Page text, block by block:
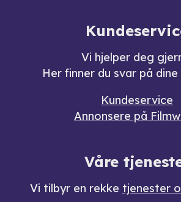
Vi hjelper deg
Her finner du svar på dine
Kundeservice
Annonsere på
Våre
Vi tilbyr en rekke tjenester